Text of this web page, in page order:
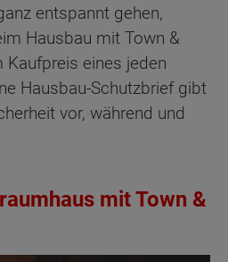
entspannt gehen,
Hausbau mit Town &
Kaufpreis eines jeden
Hausbau-Schutzbrief gibt
vor, während und
mit Town &